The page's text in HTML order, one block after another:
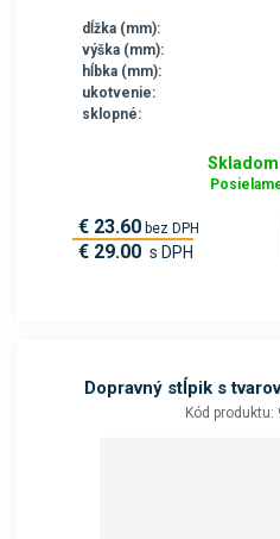
dĺžka (mm):
výška (mm):
hĺbka (mm):
ukotvenie:
sklopné:
Skladom
€ 23.60 bez DPH
€ 29.00 s DPH
Dopravný stĺpik s
Kód produktu: